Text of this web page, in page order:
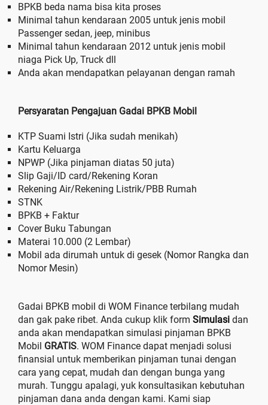
BPKB beda nama bisa kita proses
Minimal tahun kendaraan 2005 untuk jenis mobil
Passenger sedan, jeep, minibus
Minimal tahun kendaraan 2012 untuk jenis mobil
niaga Pick Up, Truck dll
Anda akan mendapatkan pelayanan dengan ramah
Persyaratan Pengajuan Gadai BPKB Mobil
KTP Suami Istri (Jika sudah menikah)
Kartu Keluarga
NPWP (Jika pinjaman diatas 50 juta)
Slip Gaji/ID card/Rekening Koran
Rekening Air/Rekening Listrik/PBB Rumah
STNK
BPKB + Faktur
Cover Buku Tabungan
Materai 10.000 (2 Lembar)
Mobil ada dirumah untuk di gesek (Nomor Rangka dan
Nomor Mesin)
Gadai BPKB mobil di WOM Finance terbilang mudah
dan gak pake ribet. Anda cukup klik form Simulasi dan
anda akan mendapatkan simulasi pinjaman BPKB
Mobil GRATIS. WOM Finance dapat menjadi solusi
finansial untuk memberikan pinjaman tunai dengan
cara yang cepat, mudah dan dengan bunga yang
murah. Tunggu apalagi, yuk konsultasikan kebutuhan
pinjaman dana anda dengan kami. Kami siap